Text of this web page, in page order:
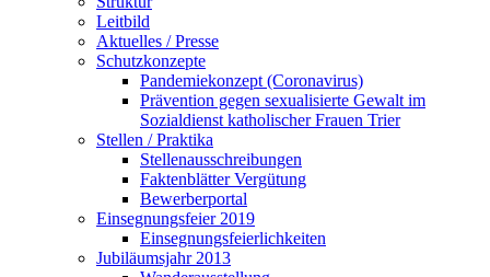
Leitbild
Aktuelles / Presse
Schutzkonzepte
Pandemiekonzept (Coronavirus)
Prävention gegen sexualisierte Gewalt im
Sozialdienst katholischer Frauen Trier
Stellen / Praktika
Stellenausschreibungen
Faktenblätter Vergütung
Bewerberportal
Einsegnungsfeier 2019
Einsegnungsfeierlichkeiten
Jubiläumsjahr 2013